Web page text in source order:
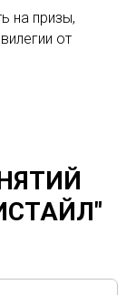
на призы,
от